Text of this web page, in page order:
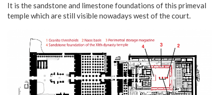
It is the sandstone and limestone foundations of this primeval
temple which are still visible nowadays west of the court.